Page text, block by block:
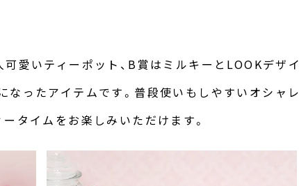
愛いティーポット、B賞はミルキーとLOOKデザイ
ったアイテムです。普段使いもしやすいオシャレ
タイムをお楽しみいただけます。